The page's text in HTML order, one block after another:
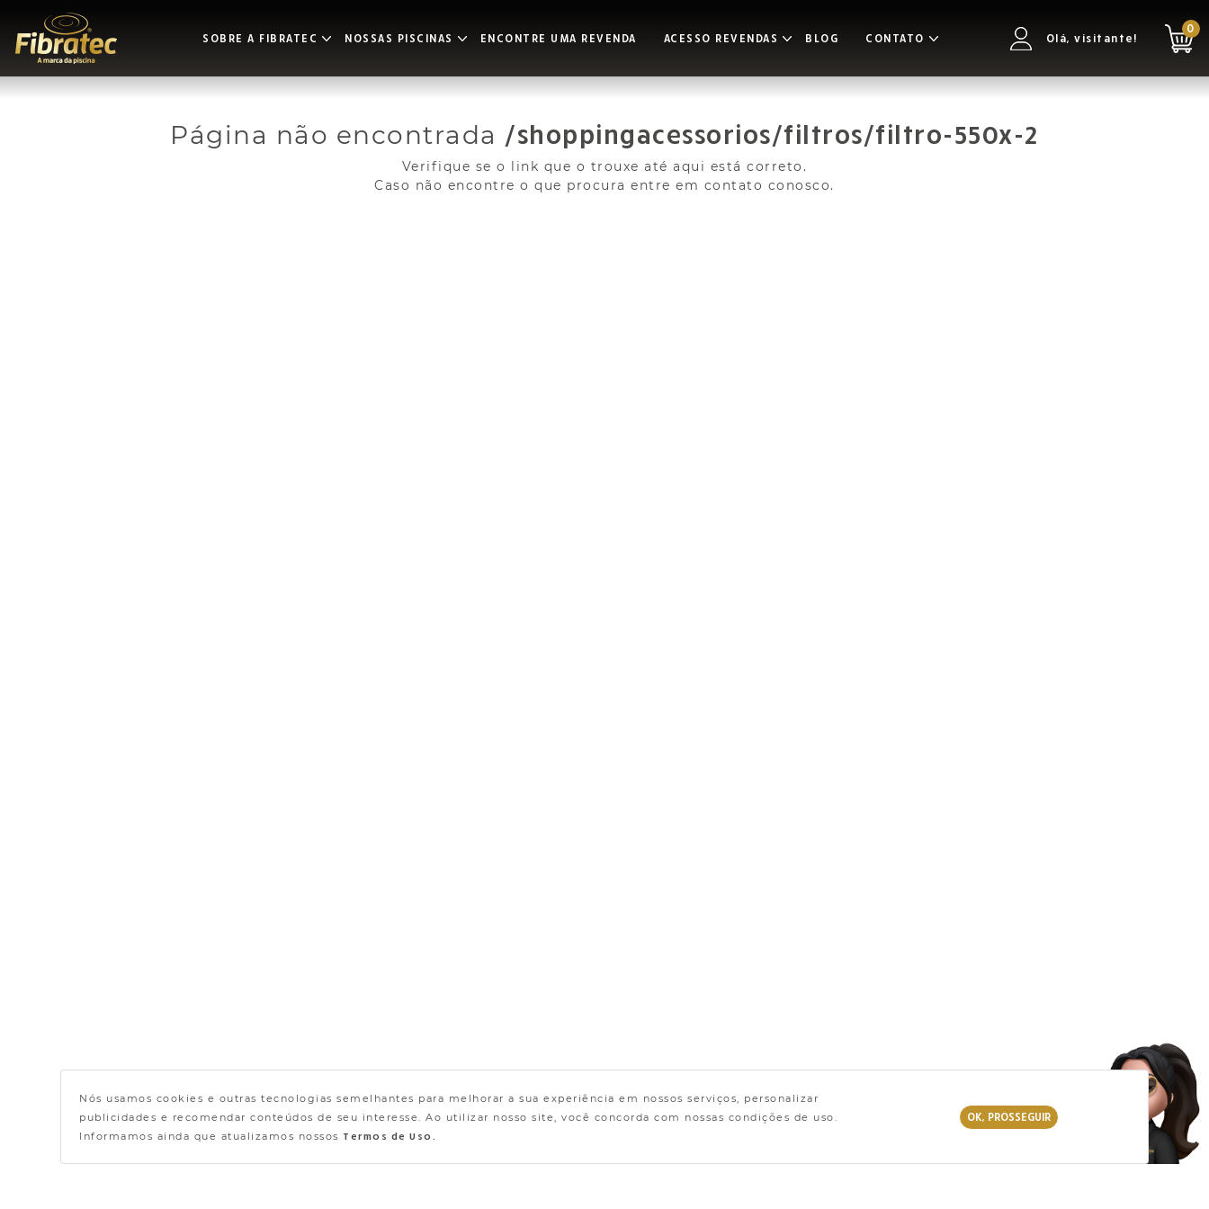
Nós usamos cookies e outras tecnologias semelhantes para melhorar a sua experiência em nossos serviços, personalizar
publicidades e recomendar conteúdos de seu interesse. Ao utilizar nosso site, você concorda com nossas condições de uso.
Informamos ainda que atualizamos nossos Termos de Uso.
OK, PROSSEGUIR
SOBRE A FIBRATEC NOSSAS PISCINAS ENCONTRE UMA REVENDA ACESSO REVENDAS BLOG CONTATO Olá, visitante!
0
Página não encontrada /shoppingacessorios/filtros/filtro-550x-2
Verifique se o link que o trouxe até aqui está correto.
Caso não encontre o que procura entre em contato conosco.